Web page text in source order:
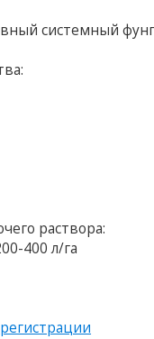
системный
раствора:
400 л/га